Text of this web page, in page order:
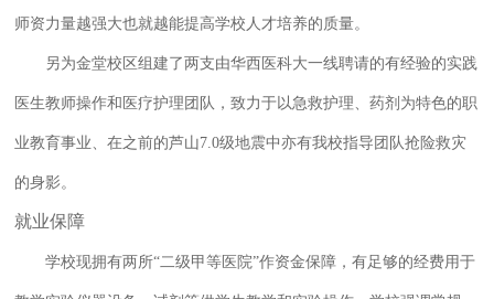
师资力量越强大也就越能提高学校人才培养的质量。
另为金堂校区组建了两支由华西医科大一线聘请的有经验的实践
医生教师操作和医疗护理团队，致力于以急救护理、药剂为特色的职
业教育事业、在之前的芦山7.0级地震中亦有我校指导团队抢险救灾
的身影。
就业保障
学校现拥有两所“二级甲等医院”作资金保障，有足够的经费用于